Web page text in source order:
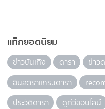
แท็กยอดนิยม
ข่าวบันเทิง ดารา ข่าว
อินสตราแกรมดารา
ประวัติดารา
ดูทีวีออนไลน์